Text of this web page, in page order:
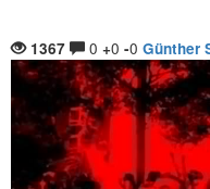
1367 0 +0 -0 Günther